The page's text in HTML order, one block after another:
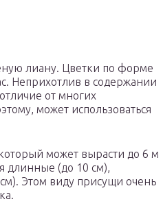
лиану. Цветки по форме
Неприхотлив в содержании
от многих
может использоваться
может вырасти до 6 м
длинные (до 10 см),
Этом виду присущи очень